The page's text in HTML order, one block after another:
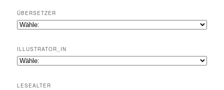
ÜBERSETZER
ILLUSTRATOR_IN
LESEALTER